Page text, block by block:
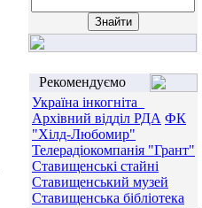
Рекомендуємо
Україна інкогніта_
Архівний відділ РДА ФК
"Хілд-Любомир"
Телерадіокомпанія "Грант"
Ставищенські стайні
Ставищенський музей
Ставищенська бібліотека